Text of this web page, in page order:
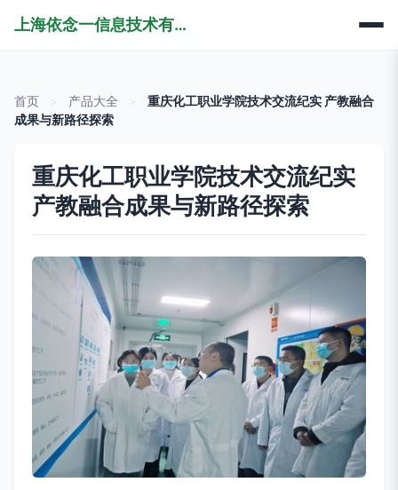
上海依念一信息技术有限公司
首页 产品大全
重庆化工职业学院技术交流纪实 产教融合
成果与新路径探索
重庆化工职业学院技术交流纪实
产教融合成果与新路径探索